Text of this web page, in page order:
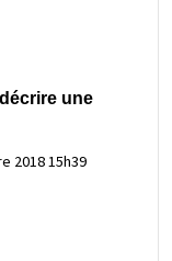
une
2018 15h39